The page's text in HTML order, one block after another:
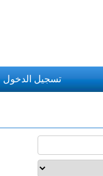
تسجيل الدخول